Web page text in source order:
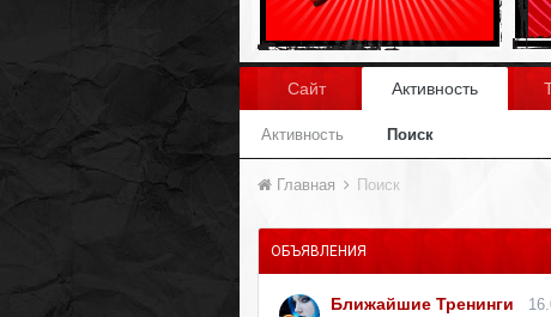
Сайт Активность
Активность Поиск
Главная Поиск
ОБЪЯВЛЕНИЯ
Ближайшие Тренинги